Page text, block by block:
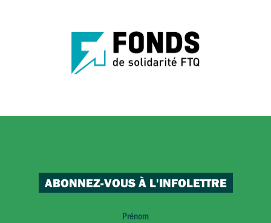
ABONNEZ-VOUS À L'INFOLETTRE
Prénom